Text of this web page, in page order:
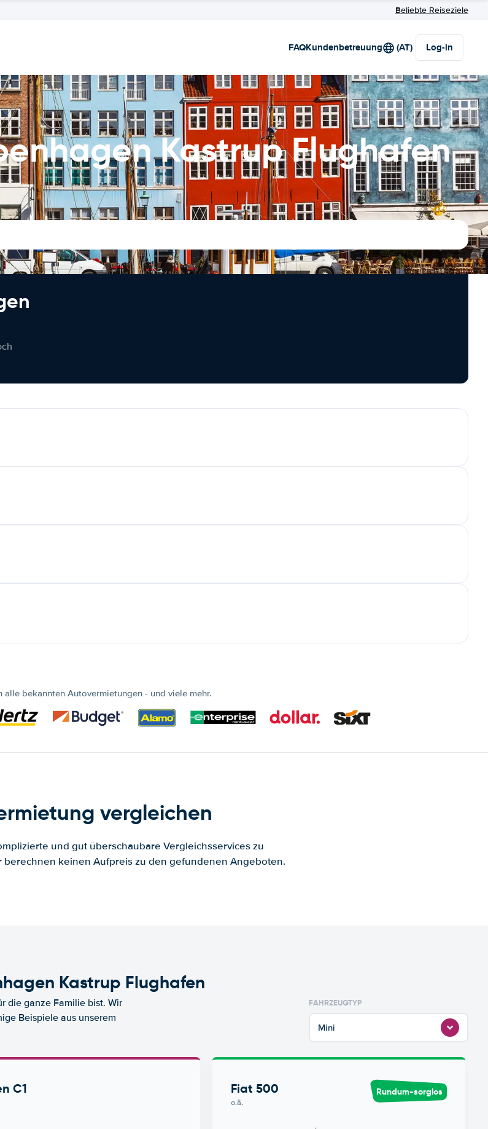
Beliebte Reiseziele
FAQKundenbetreuung (AT) Log-in
Kastrup Flughafen
alle bekannten Autovermietungen - und viele mehr.
vergleichen
und gut überschaubare Vergleichsservices zu
berechnen keinen Aufpreis zu den gefundenen Angeboten.
Kastrup Flughafen
die ganze Familie bist. Wir
Beispiele aus unserem
FAHRZEUGTYP
Mini
C1 Fiat 500
o.ä.
Rundum-sorglos